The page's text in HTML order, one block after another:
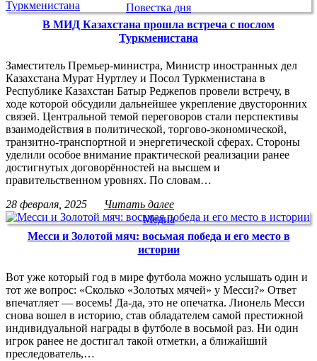
Повестка дня
В МИД Казахстана прошла встреча с послом
Туркменистана
Заместитель Премьер-министра, Министр иностранных дел
Казахстана Мурат Нуртлеу и Посол Туркменистана в
Республике Казахстан Батыр Реджепов провели встречу, в
ходе которой обсудили дальнейшее укрепление двусторонних
связей. Центральной темой переговоров стали перспективы
взаимодействия в политической, торгово-экономической,
транзитно-транспортной и энергетической сферах. Стороны
уделили особое внимание практической реализации ранее
достигнутых договорённостей на высшем и
правительственном уровнях. По словам…
28 февраля, 2025
Читать далее
Медиа
Месси и Золотой мяч: восьмая победа и его место в
истории
Вот уже который год в мире футбола можно услышать один и
тот же вопрос: «Сколько «Золотых мячей» у Месси?» Ответ
впечатляет — восемь! Да-да, это не опечатка. Лионель Месси
снова вошел в историю, став обладателем самой престижной
индивидуальной награды в футболе в восьмой раз. Ни один
игрок ранее не достигал такой отметки, а ближайший
преследователь,…